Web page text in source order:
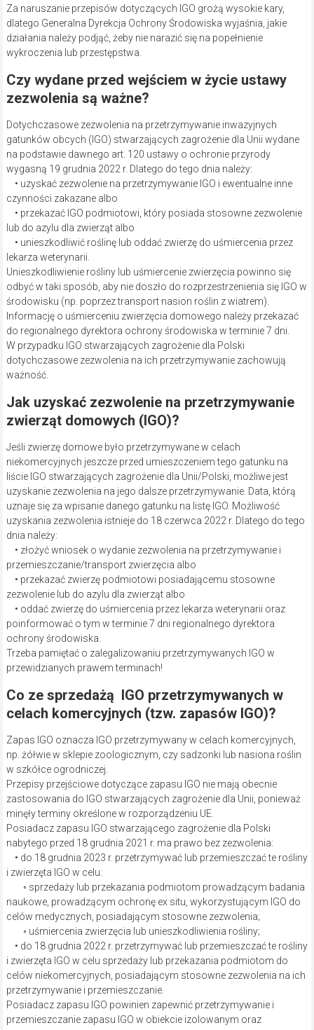
Za naruszanie przepisów dotyczących IGO grożą wysokie kary,
dlatego Generalna Dyrekcja Ochrony Środowiska wyjaśnia, jakie
działania należy podjąć, żeby nie narazić się na popełnienie
wykroczenia lub przestępstwa.
Czy wydane przed wejściem w życie ustawy
zezwolenia są ważne?
Dotychczasowe zezwolenia na przetrzymywanie inwazyjnych
gatunków obcych (IGO) stwarzających zagrożenie dla Unii wydane
na podstawie dawnego art. 120 ustawy o ochronie przyrody
wygasną 19 grudnia 2022 r. Dlatego do tego dnia należy:
• uzyskać zezwolenie na przetrzymywanie IGO i ewentualne inne
czynności zakazane albo
• przekazać IGO podmiotowi, który posiada stosowne zezwolenie
lub do azylu dla zwierząt albo
• unieszkodliwić roślinę lub oddać zwierzę do uśmiercenia przez
lekarza weterynarii.
Unieszkodliwienie rośliny lub uśmiercenie zwierzęcia powinno się
odbyć w taki sposób, aby nie doszło do rozprzestrzenienia się IGO w
środowisku (np. poprzez transport nasion roślin z wiatrem).
Informację o uśmierceniu zwierzęcia domowego należy przekazać
do regionalnego dyrektora ochrony środowiska w terminie 7 dni.
W przypadku IGO stwarzających zagrożenie dla Polski
dotychczasowe zezwolenia na ich przetrzymywanie zachowują
ważność.
Jak uzyskać zezwolenie na przetrzymywanie
zwierząt domowych (IGO)?
Jeśli zwierzę domowe było przetrzymywane w celach
niekomercyjnych jeszcze przed umieszczeniem tego gatunku na
liście IGO stwarzających zagrożenie dla Unii/Polski, możliwe jest
uzyskanie zezwolenia na jego dalsze przetrzymywanie. Data, którą
uznaje się za wpisanie danego gatunku na listę IGO. Możliwość
uzyskania zezwolenia istnieje do 18 czerwca 2022 r. Dlatego do tego
dnia należy:
• złożyć wniosek o wydanie zezwolenia na przetrzymywanie i
przemieszczanie/transport zwierzęcia albo
• przekazać zwierzę podmiotowi posiadającemu stosowne
zezwolenie lub do azylu dla zwierząt albo
• oddać zwierzę do uśmiercenia przez lekarza weterynarii oraz
poinformować o tym w terminie 7 dni regionalnego dyrektora
ochrony środowiska.
Trzeba pamiętać o zalegalizowaniu przetrzymywanych IGO w
przewidzianych prawem terminach!
Co ze sprzedażą IGO przetrzymywanych w
celach komercyjnych (tzw. zapasów IGO)?
Zapas IGO oznacza IGO przetrzymywany w celach komercyjnych,
np. żółwie w sklepie zoologicznym, czy sadzonki lub nasiona roślin
w szkółce ogrodniczej.
Przepisy przejściowe dotyczące zapasu IGO nie mają obecnie
zastosowania do IGO stwarzających zagrożenie dla Unii, ponieważ
minęły terminy określone w rozporządzeniu UE.
Posiadacz zapasu IGO stwarzającego zagrożenie dla Polski
nabytego przed 18 grudnia 2021 r. ma prawo bez zezwolenia:
• do 18 grudnia 2023 r. przetrzymywać lub przemieszczać te rośliny
i zwierzęta IGO w celu:
◦ sprzedaży lub przekazania podmiotom prowadzącym badania
naukowe, prowadzącym ochronę ex situ, wykorzystującym IGO do
celów medycznych, posiadającym stosowne zezwolenia;
◦ uśmiercenia zwierzęcia lub unieszkodliwienia rośliny;
• do 18 grudnia 2022 r. przetrzymywać lub przemieszczać te rośliny
i zwierzęta IGO w celu sprzedaży lub przekazania podmiotom do
celów niekomercyjnych, posiadającym stosowne zezwolenia na ich
przetrzymywanie i przemieszczanie.
Posiadacz zapasu IGO powinien zapewnić przetrzymywanie i
przemieszczanie zapasu IGO w obiekcie izolowanym oraz